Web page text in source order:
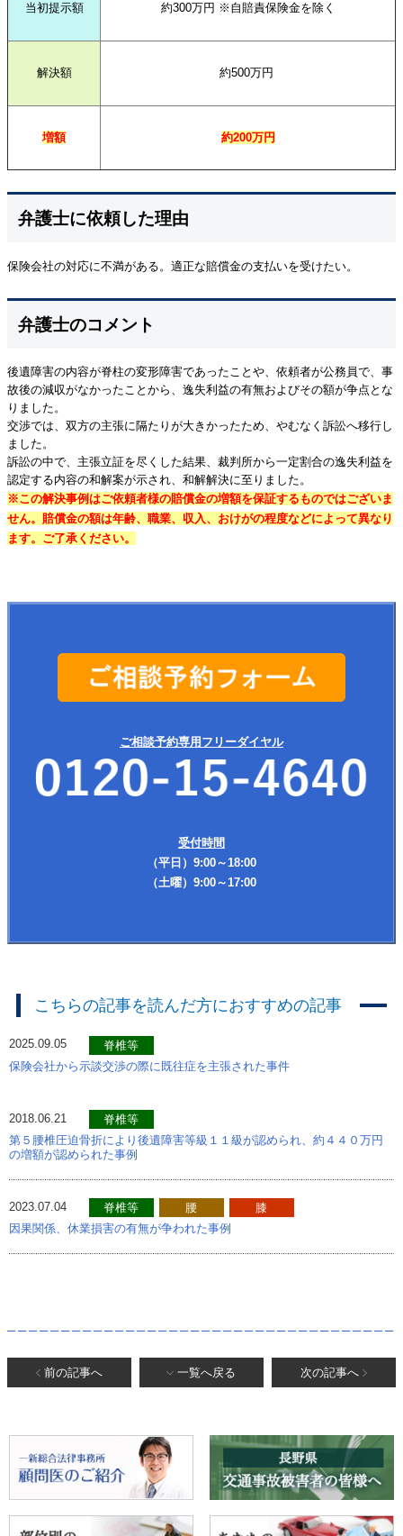
当初提示額 約300万円 ※自賠責保険金を除く
解決額 約500万円
増額 約200万円
弁護士に依頼した理由
保険会社の対応に不満がある。適正な賠償金の支払いを受けたい。
弁護士のコメント
後遺障害の内容が脊柱の変形障害であったことや、依頼者が公務員で、事
故後の減収がなかったことから、逸失利益の有無およびその額が争点とな
りました。
交渉では、双方の主張に隔たりが大きかったため、やむなく訴訟へ移行し
ました。
訴訟の中で、主張立証を尽くした結果、裁判所から一定割合の逸失利益を
認定する内容の和解案が示され、和解解決に至りました。
※この解決事例はご依頼者様の賠償金の増額を保証するものではございま
せん。賠償金の額は年齢、職業、収入、おけがの程度などによって異なり
ます。ご了承ください。
ご相談予約専用フリーダイヤル
受付時間
（平日）9:00～18:00
（土曜）9:00～17:00
こちらの記事を読んだ方におすすめの記事
2025.09.05
脊椎等
保険会社から示談交渉の際に既往症を主張された事件
2018.06.21
脊椎等
第５腰椎圧迫骨折により後遺障害等級１１級が認められ、約４４０万円
の増額が認められた事例
2023.07.04 脊椎等 腰
膝
因果関係、休業損害の有無が争われた事例
前の記事へ 一覧へ戻る 次の記事へ